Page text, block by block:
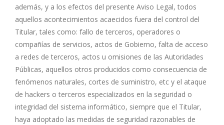
además, y a los efectos del presente Aviso Legal, todos
aquellos acontecimientos acaecidos fuera del control del
Titular, tales como: fallo de terceros, operadores o
compañías de servicios, actos de Gobierno, falta de acceso
a redes de terceros, actos u omisiones de las Autoridades
Públicas, aquellos otros producidos como consecuencia de
fenómenos naturales, cortes de suministro, etc y el ataque
de hackers o terceros especializados en la seguridad o
integridad del sistema informático, siempre que el Titular,
haya adoptado las medidas de seguridad razonables de